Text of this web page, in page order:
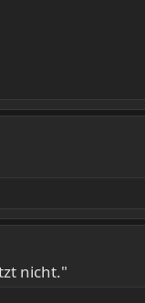
nicht."